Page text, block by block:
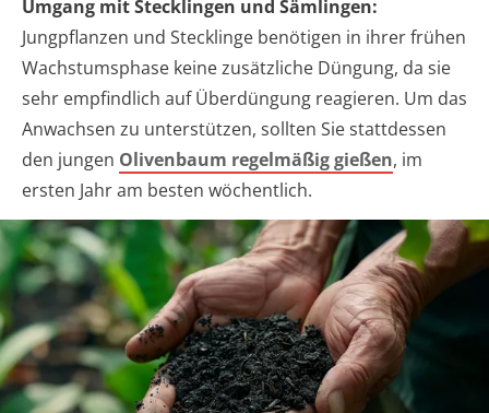
Umgang mit Stecklingen und Sämlingen:
Jungpflanzen und Stecklinge benötigen in ihrer frühen
Wachstumsphase keine zusätzliche Düngung, da sie
sehr empfindlich auf Überdüngung reagieren. Um das
Anwachsen zu unterstützen, sollten Sie stattdessen
den jungen Olivenbaum regelmäßig gießen, im
ersten Jahr am besten wöchentlich.